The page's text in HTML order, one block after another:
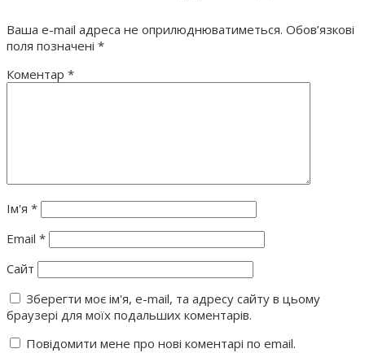
Ваша e-mail адреса не оприлюднюватиметься. Обов’язкові
поля позначені *
Коментар *
Ім'я *
Email *
Сайт
Зберегти моє ім'я, e-mail, та адресу сайту в цьому
браузері для моїх подальших коментарів.
Повідомити мене про нові коментарі по email.